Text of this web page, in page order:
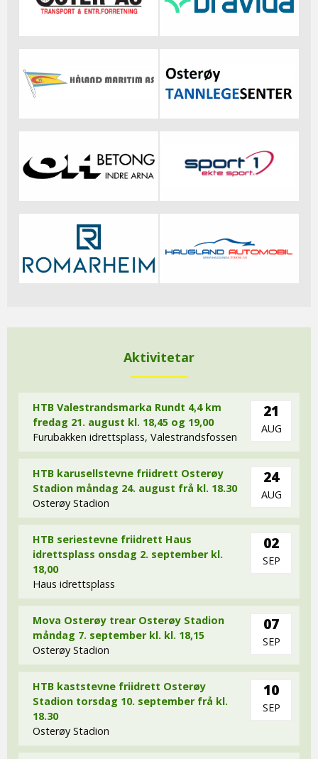
Aktivitetar
HTB Valestrandsmarka Rundt 4,4 km
fredag 21. august kl. 18,45 og 19,00
Furubakken idrettsplass, Valestrandsfossen
21
AUG
HTB karusellstevne friidrett Osterøy
Stadion måndag 24. august frå kl. 18.30
Osterøy Stadion
24
AUG
HTB seriestevne friidrett Haus
idrettsplass onsdag 2. september kl.
18,00
Haus idrettsplass
02
SEP
Mova Osterøy trear Osterøy Stadion
måndag 7. september kl. kl. 18,15
Osterøy Stadion
07
SEP
HTB kaststevne friidrett Osterøy
Stadion torsdag 10. september frå kl.
18.30
Osterøy Stadion
10
SEP